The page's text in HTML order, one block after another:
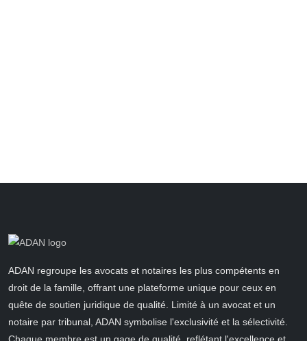
ADAN regroupe les avocats et notaires les plus compétents en
droit de la famille, offrant une plateforme unique pour ceux en
quête de soutien juridique de qualité. Limité à un avocat et un
notaire par tribunal, ADAN symbolise l'exclusivité et la sélectivité.
Chaque membre est un gage de qualité, reflétant l'excellence et